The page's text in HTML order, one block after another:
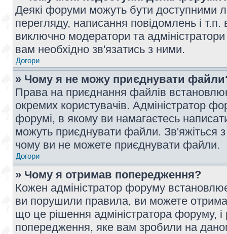
Деякі форуми можуть бути доступними
перегляду, написання повідомлень і
виключно модератори та
вам необхідно зв'язатись з ними.
Догори
» Чому я не можу приєднувати
Права на приєднання файлів
окремих користувачів. Адміністратор
форумі, в якому ви намагаєтесь
можуть приєднувати файли. Зв'яжіться
чому ви не можете приєднувати файли.
Догори
» Чому я отримав попередження?
Кожен адміністратор форуму
ви порушили правила, ви можете
що це рішення адміністратора форуму,
попередження, яке вам зробили на